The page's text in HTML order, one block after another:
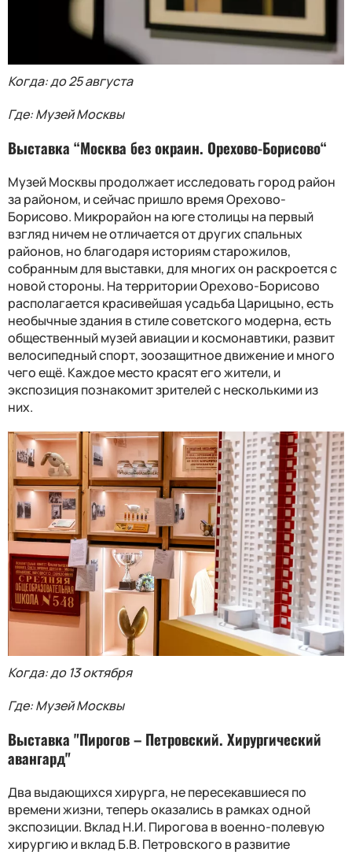
Когда: до 25 августа
Где: Музей Москвы
Выставка “Москва без окраин. Орехово-Борисово“
Музей Москвы продолжает исследовать город район
за районом, и сейчас пришло время Орехово-
Борисово. Микрорайон на юге столицы на первый
взгляд ничем не отличается от других спальных
районов, но благодаря историям старожилов,
собранным для выставки, для многих он раскроется с
новой стороны. На территории Орехово-Борисово
располагается красивейшая усадьба Царицыно, есть
необычные здания в стиле советского модерна, есть
общественный музей авиации и космонавтики, развит
велосипедный спорт, зоозащитное движение и много
чего ещё. Каждое место красят его жители, и
экспозиция познакомит зрителей с несколькими из
них.
Когда: до 13 октября
Где: Музей Москвы
Выставка "Пирогов – Петровский. Хирургический
авангард"
Два выдающихся хирурга, не пересекавшиеся по
времени жизни, теперь оказались в рамках одной
экспозиции. Вклад Н.И. Пирогова в военно-полевую
хирургию и вклад Б.В. Петровского в развитие